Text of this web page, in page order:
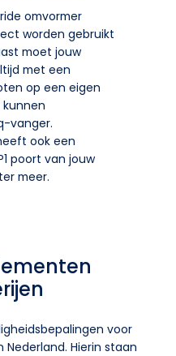
omvormer
worden gebruikt
moet jouw
met een
op een eigen
vanger.
ook een
poort van jouw
meer.
voor
Hierin staan